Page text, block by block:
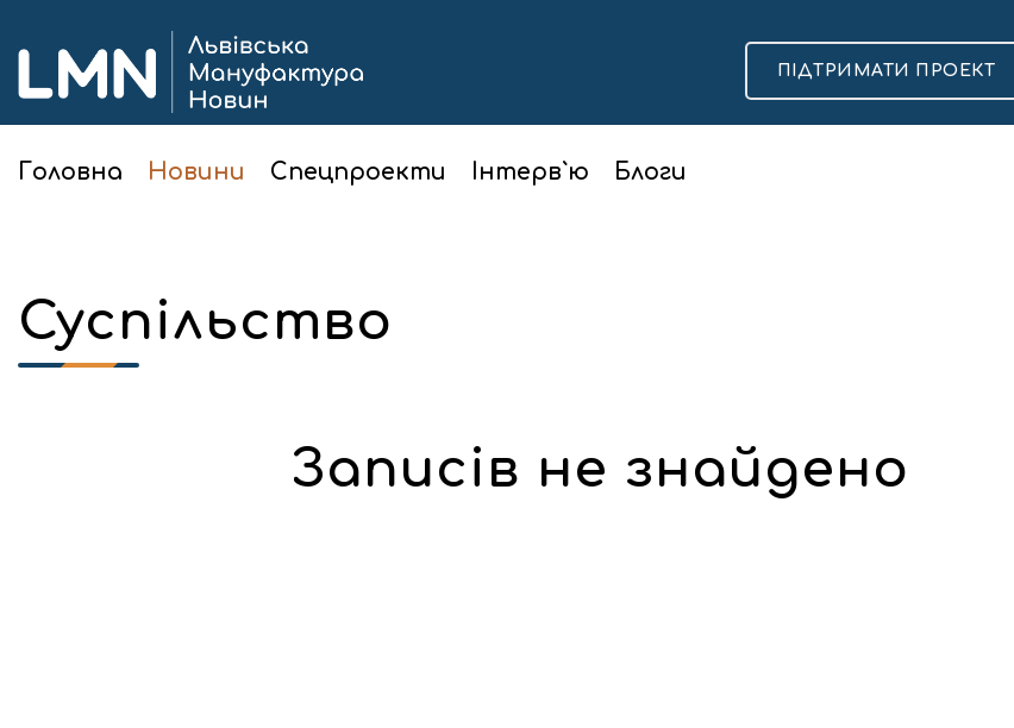
Головна Новини Спецпроекти Інтерв`ю Блоги
ПІДТРИМАТИ ПРОЕКТ
Суспільство
Записів не знайдено